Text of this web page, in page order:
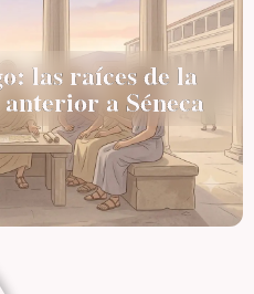
las raíces de la
a Séneca